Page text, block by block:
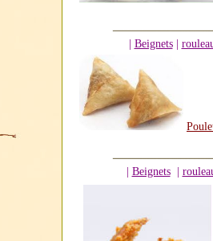
| Beignets |
| Beignets|